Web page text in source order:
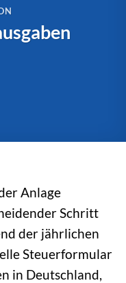
Anlage
Schritt
der jährlichen
Steuerformular
in Deutschland,